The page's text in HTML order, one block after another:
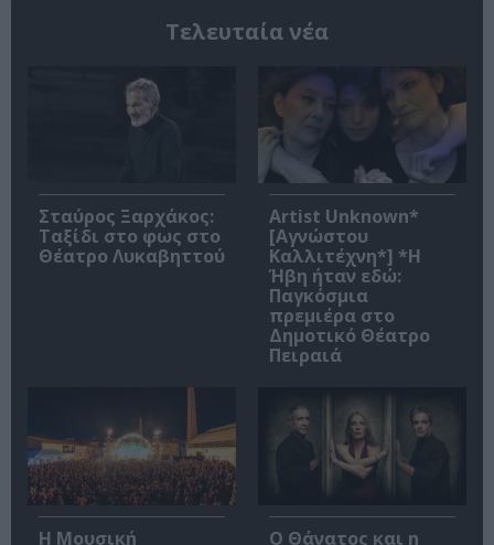
Τελευταία νέα
Σταύρος Ξαρχάκος:
Ταξίδι στο φως στο
Θέατρο Λυκαβηττού
Artist Unknown*
[Αγνώστου
Καλλιτέχνη*] *Η
Ήβη ήταν εδώ:
Παγκόσμια
πρεμιέρα στο
Δημοτικό Θέατρο
Πειραιά
Η Μουσική
Ο Θάνατος και η